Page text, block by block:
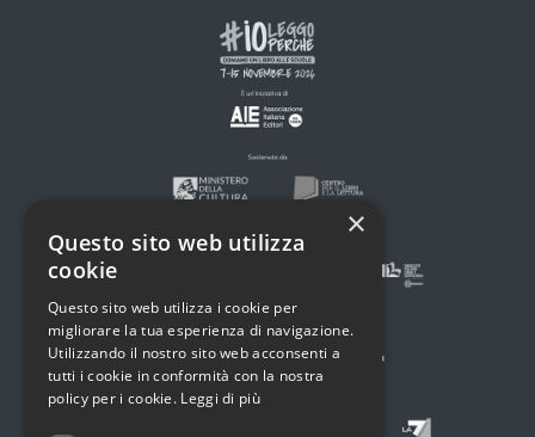
×
Questo sito web utilizza
cookie
Questo sito web utilizza i cookie per
migliorare la tua esperienza di navigazione.
Utilizzando il nostro sito web acconsenti a
tutti i cookie in conformità con la nostra
policy per i cookie. Leggi di più